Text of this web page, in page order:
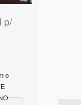
p/
o